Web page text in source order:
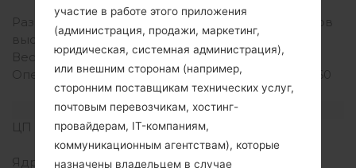
Размеры (ширина /
высота)
101.7 x 50.5 миллиметров
(4.00 x 1.99 дюйма)
Вес
99 грамм (3.49 унции)
Операционная система
Symbian OS 9.2, Series 60
3.1 UI
Аппаратное обеспечение
ЦП (процессор)
330MHz ARM 1136, TI
OMAP 2430
Ядра процессора
Одноядерный
участие в работе этого приложения
(администрация, продажи, маркетинг,
юридическая, системная администрация),
или внешним сторонам (например,
сторонним поставщикам технических услуг,
почтовым перевозчикам, хостинг-
провайдерам, IT-компаниям,
коммуникационным агентствам), которые
назначены владельцем в случае